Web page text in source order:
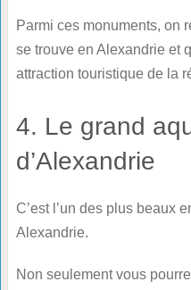
Parmi ces monuments, on
se trouve en Alexandrie et
attraction touristique de la
4. Le grand
d’Alexandrie
C’est l’un des plus beaux
Alexandrie.
Non seulement vous